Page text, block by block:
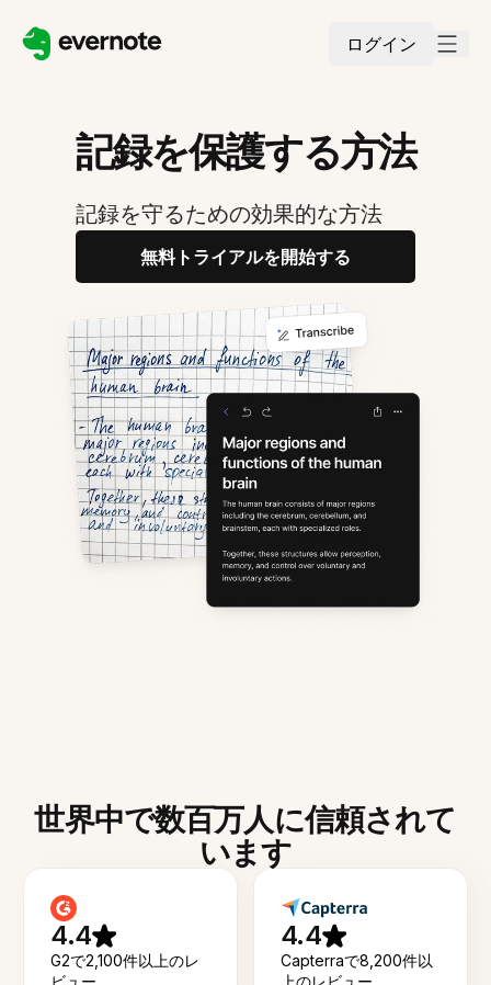
ログイン
記録を保護する方法
記録を守るための効果的な方法
無料トライアルを開始する
世界中で数百万人に信頼されて
います
4.4
G2で2,100件以上のレ
4.4
Capterraで8,200件以